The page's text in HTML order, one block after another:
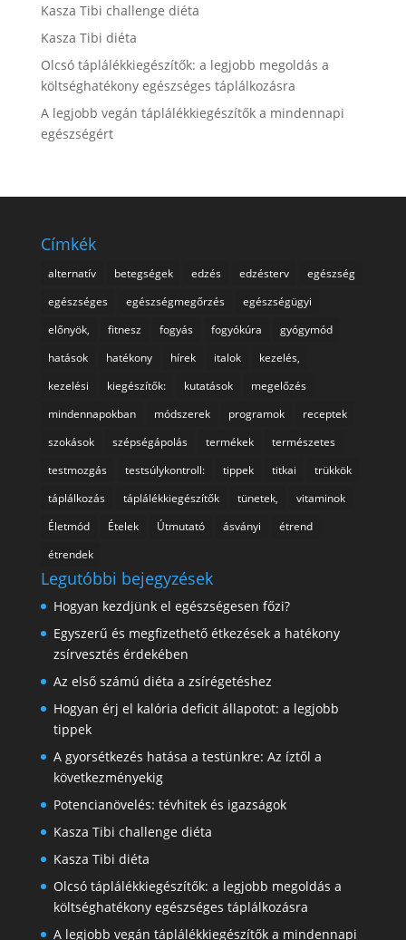
Kasza Tibi challenge diéta
Kasza Tibi diéta
Olcsó táplálékkiegészítők: a legjobb megoldás a
költséghatékony egészséges táplálkozásra
A legjobb vegán táplálékkiegészítők a mindennapi
egészségért
Címkék
alternatív betegségek edzés edzésterv
egészség
egészséges
egészségmegőrzés
egészségügyi
előnyök,
fitnesz fogyás fogyókúra
gyógymód
hatások
hatékony hírek italok
kezelés,
kezelési
kiegészítők: kutatások
megelőzés
mindennapokban
módszerek programok
receptek
szokások
szépségápolás termékek
természetes
testmozgás
testsúlykontroll: tippek titkai
trükkök
táplálkozás
táplálékkiegészítők tünetek,
vitaminok
Életmód
Ételek Útmutató ásványi
étrend
étrendek
Legutóbbi bejegyzések
Hogyan kezdjünk el egészségesen főzi?
Egyszerű és megfizethető étkezések a hatékony
zsírvesztés érdekében
Az első számú diéta a zsírégetéshez
Hogyan érj el kalória deficit állapotot: a legjobb
tippek
A gyorsétkezés hatása a testünkre: Az íztől a
következményekig
Potencianövelés: tévhitek és igazságok
Kasza Tibi challenge diéta
Kasza Tibi diéta
Olcsó táplálékkiegészítők: a legjobb megoldás a
költséghatékony egészséges táplálkozásra
A legjobb vegán táplálékkiegészítők a mindennapi